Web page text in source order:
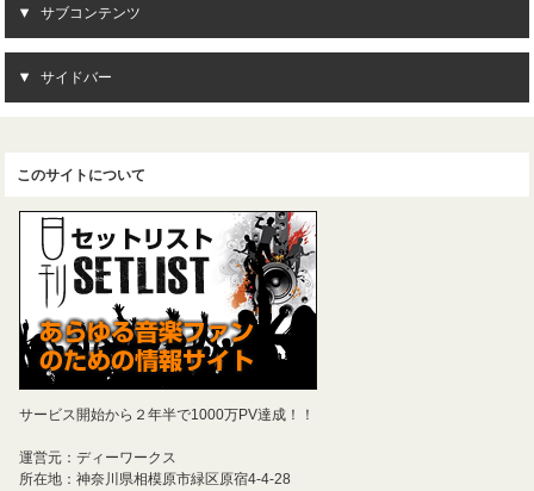
サブコンテンツ
サイドバー
このサイトについて
サービス開始から２年半で1000万PV達成！！
運営元：ディーワークス
所在地：神奈川県相模原市緑区原宿4-4-28